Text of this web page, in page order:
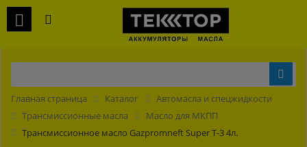
Главная страница Каталог
Автомасла и спецжидкости
Трансмиссионные масла
Масло для МКПП
Трансмиссионное масло Gazpromneft Super T-3 4л.